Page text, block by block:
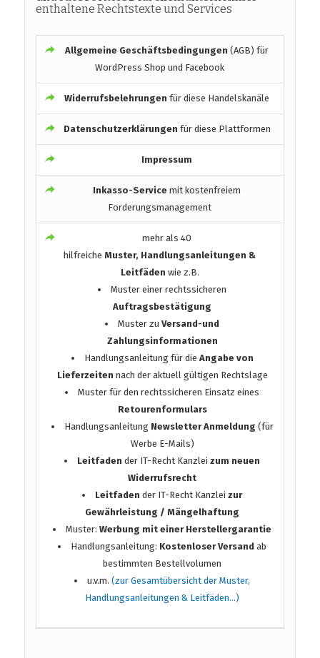
enthaltene Rechtstexte und Services
Allgemeine Geschäftsbedingungen (AGB) für
WordPress Shop und Facebook
Widerrufsbelehrungenfür diese Handelskanäle
Datenschutzerklärungen für diese Plattformen
Impressum
Inkasso-Service mit kostenfreiem
Forderungsmanagement
mehr als 40
hilfreicheMuster, Handlungsanleitungen &
Leitfäden wie z.B.
Muster einer rechtssicheren
Auftragsbestätigung
Muster zuVersand-und
Zahlungsinformationen
Handlungsanleitung für die Angabe von
Lieferzeiten nach der aktuell gültigen Rechtslage
Muster für den rechtssicheren Einsatz eines
Retourenformulars
Handlungsanleitung Newsletter Anmeldung (für
Werbe E-Mails)
Leitfaden der IT-Recht Kanzleizum neuen
Widerrufsrecht
Leitfaden der IT-Recht Kanzleizur
Gewährleistung / Mängelhaftung
Muster:Werbung mit einer Herstellergarantie
Handlungsanleitung: Kostenloser Versand ab
bestimmten Bestellvolumen
u.v.m.(zur Gesamtübersicht der Muster,
Handlungsanleitungen & Leitfäden…)